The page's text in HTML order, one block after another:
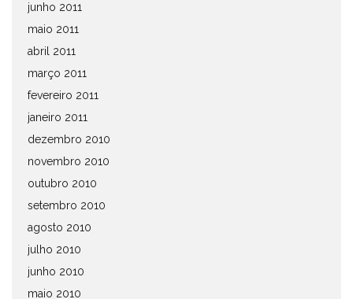
junho 2011
maio 2011
abril 2011
março 2011
fevereiro 2011
janeiro 2011
dezembro 2010
novembro 2010
outubro 2010
setembro 2010
agosto 2010
julho 2010
junho 2010
maio 2010